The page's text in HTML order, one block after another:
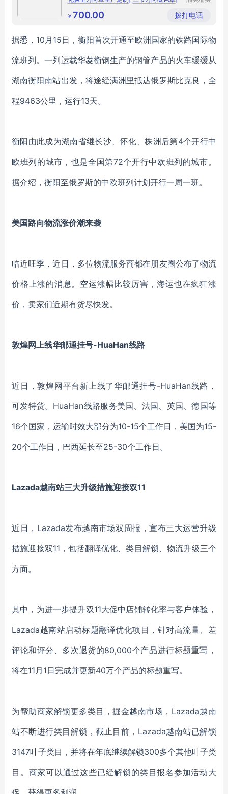
鑫赛博PP万向罩价格
防腐万向罩
设备（苏
州）有限
￥ 700.00 拨打电话
据悉，10月15日，衡阳首次开通至欧洲国家的铁路国际物
流班列。一列运载华菱衡钢生产的钢管产品的火车缓缓从
湖南衡阳南站出发，将途经满洲里抵达俄罗斯比克良，全
程9463公里，运行13天。
衡阳由此成为湖南省继长沙、怀化、株洲后第4个开行中
欧班列的城市，也是全国第72个开行中欧班列的城市。
据介绍，衡阳至俄罗斯的中欧班列计划开行一周一班。
美国路向物流涨价潮来袭
临近旺季，近日，多位物流服务商都在朋友圈公布了物流
价格上涨的消息。空运涨幅比较厉害，海运也在疯狂涨
价，卖家们近期有货尽快发。
敦煌网上线华邮通挂号-HuaHan线路
近日，敦煌网平台新上线了华邮通挂号-HuaHan线路，
可发特货。HuaHan线路服务美国、法国、英国、德国等
16个国家，运输时效大部分为10-15个工作日，美国为15-
20个工作日，巴西延长至25-30个工作日。
Lazada越南站三大升级措施迎接双11
近日，Lazada发布越南市场双周报，宣布三大运营升级
措施迎接双11，包括翻译优化、类目解锁、物流升级三个
方面。
其中，为进一步提升双11大促中店铺转化率与客户体验，
Lazada越南站启动标题翻译优化项目，针对高流量、差
评论和评分、多次退货的80,000个产品进行标题重写，
将在11月1日完成并更新40万个产品的标题重写。
为帮助商家解锁更多类目，掘金越南市场，Lazada越南
站不断进行类目解锁，截止目前，Lazada越南站已解锁
3147叶子类目，并将在年底继续解锁300多个其他叶子类
目。商家可以通过这些已经解锁的类目报名参加活动大